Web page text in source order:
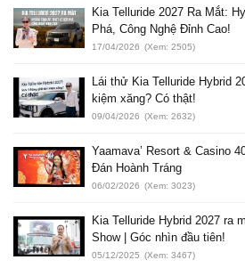
Kia Telluride 2027 Ra Mắt:
Phá, Công Nghệ Đỉnh Cao!
17/04/2026 (Xem: 2505)
Lái thử Kia Telluride Hybrid
kiệm xăng? Có thật!
09/04/2026 (Xem: 2632)
Yaamava’ Resort & Casino
Đán Hoành Tráng
06/02/2026 (Xem: 3023)
Kia Telluride Hybrid 2027 ra
Show | Góc nhìn đầu tiên!
05/12/2025 (Xem: 3467)